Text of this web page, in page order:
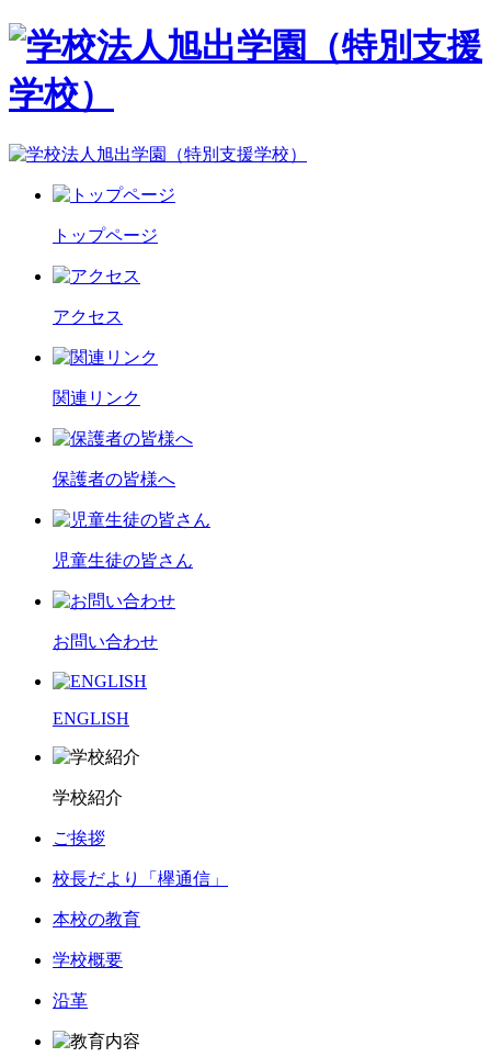
トップページ
アクセス
関連リンク
保護者の皆様へ
児童生徒の皆さん
お問い合わせ
ENGLISH
学校紹介
ご挨拶
校長だより「欅通信」
本校の教育
学校概要
沿革